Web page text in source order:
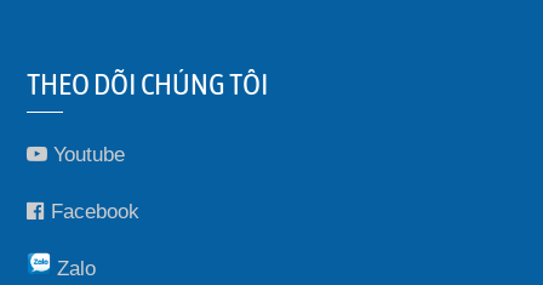
THEO DÕI CHÚNG TÔI
Youtube
Facebook
Zalo